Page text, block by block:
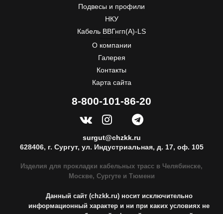
Подвесы и профили
НКУ
Кабель ВВГнгп(A)-LS
О компании
Галерея
Контакты
Карта сайта
8-800-101-86-20
surgut@chzkk.ru
628406, г. Сургут, ул. Индустриальная, д. 17, оф. 105
Изделия для прокладки кабельных трасс в Челябинске,
Москве, Сургуте и Тюмени
Данный сайт (chzkk.ru) носит исключительно
информационный характер и ни при каких условиях не